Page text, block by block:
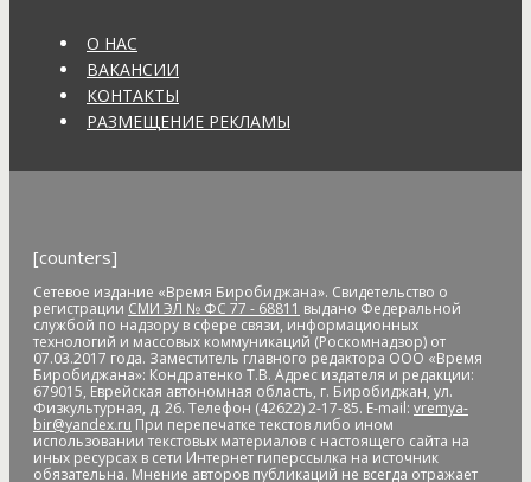
безопасностьантитеррористическая комиссия
антитеррористические учения
апелляцияаппарат видеофиксации
АрашуковАрбатАрена аренда земли
Артём АкименкоАртём КуликовАрхангельскархив
Банк Россиибанки
банковские_картыбанковский роумингбанкротство
барельеф баскетболБастакБастрыкинбатутБедность
бездомныебездомные животныебезналичные платежи
Безопасное колесо-2019безопасностьБезопасные и
качественные дорогибезработица белкабензинБеринг
Берл Лазарбесплатные лекарстваБессмертные дела
Бессмертный полкбесхозяйственностьбешенство
О НАС
ВАКАНСИИ
КОНТАКТЫ
РАЗМЕЩЕНИЕ РЕКЛАМЫ
[counters]
Сетевое издание «Время Биробиджана». Свидетельство о
регистрации СМИ ЭЛ № ФС 77 - 68811 выдано Федеральной
службой по надзору в сфере связи, информационных
технологий и массовых коммуникаций (Роскомнадзор) от
07.03.2017 года. Заместитель главного редактора ООО «Время
Биробиджана»: Кондратенко Т.В. Адрес издателя и редакции:
679015, Еврейская автономная область, г. Биробиджан, ул.
Физкультурная, д. 26. Телефон (42622) 2-17-85. E-mail: vremya-
bir@yandex.ru При перепечатке текстов либо ином
использовании текстовых материалов с настоящего сайта на
иных ресурсах в сети Интернет гиперссылка на источник
обязательна. Мнение авторов публикаций не всегда отражает